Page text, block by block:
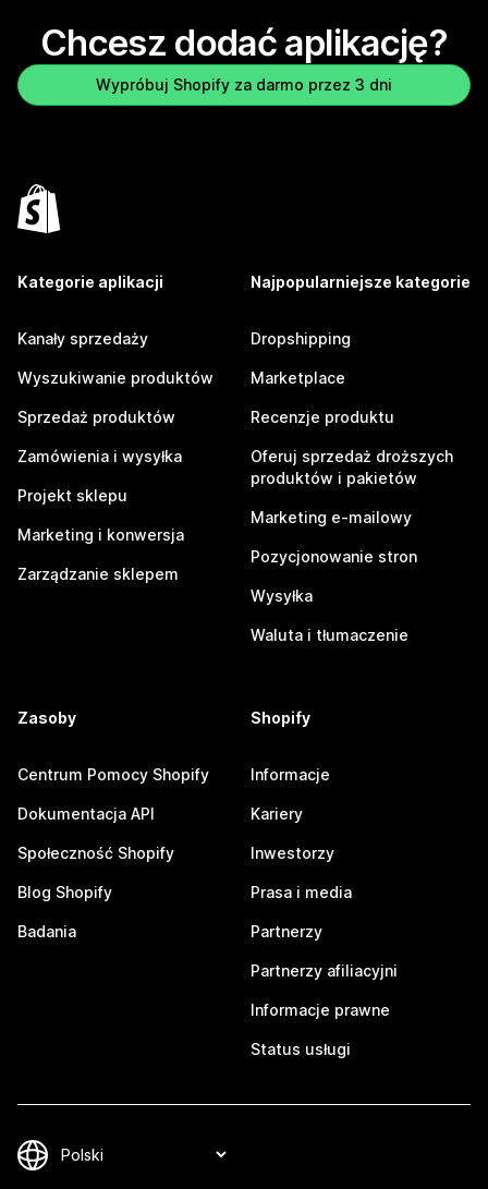
Chcesz dodać aplikację?
Wypróbuj Shopify za darmo przez 3 dni
Kategorie aplikacji
Kanały sprzedaży
Wyszukiwanie produktów
Sprzedaż produktów
Zamówienia i wysyłka
Projekt sklepu
Marketing i konwersja
Zarządzanie sklepem
Najpopularniejsze kategorie
Dropshipping
Marketplace
Recenzje produktu
Oferuj sprzedaż droższych
produktów i pakietów
Marketing e-mailowy
Pozycjonowanie stron
Wysyłka
Waluta i tłumaczenie
Zasoby
Centrum Pomocy Shopify
Dokumentacja API
Społeczność Shopify
Blog Shopify
Badania
Shopify
Informacje
Kariery
Inwestorzy
Prasa i media
Partnerzy
Partnerzy afiliacyjni
Informacje prawne
Status usługi